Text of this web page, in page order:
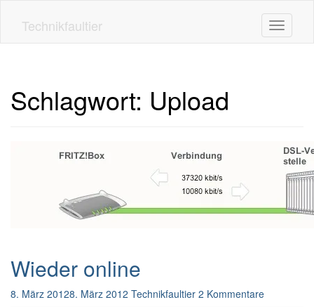
Technikfaultier Toggle
Schlagwort: Upload
Wieder online
8. März 20128. März 2012 Technikfaultier 2 Kommentare